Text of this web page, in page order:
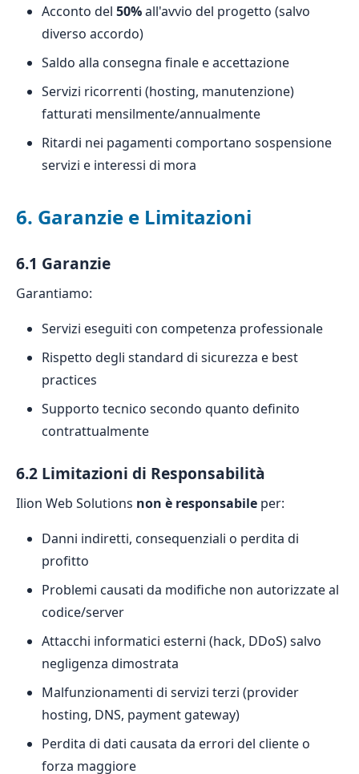
Acconto del 50%all'avvio del progetto (salvo
diverso accordo)
Saldo alla consegna finale e accettazione
Servizi ricorrenti (hosting, manutenzione)
fatturati mensilmente/annualmente
Ritardi nei pagamenti comportano sospensione
servizi e interessi di mora
6. Garanzie e Limitazioni
6.1 Garanzie
Garantiamo:
Servizi eseguiti con competenza professionale
Rispetto degli standard di sicurezza e best
practices
Supporto tecnico secondo quanto definito
contrattualmente
6.2 Limitazioni di Responsabilità
Ilion Web Solutions non è responsabile per:
Danni indiretti, consequenziali o perdita di
profitto
Problemi causati da modifiche non autorizzate al
codice/server
Attacchi informatici esterni (hack, DDoS) salvo
negligenza dimostrata
Malfunzionamenti di servizi terzi (provider
hosting, DNS, payment gateway)
Perdita di dati causata da errori del cliente o
forza maggiore